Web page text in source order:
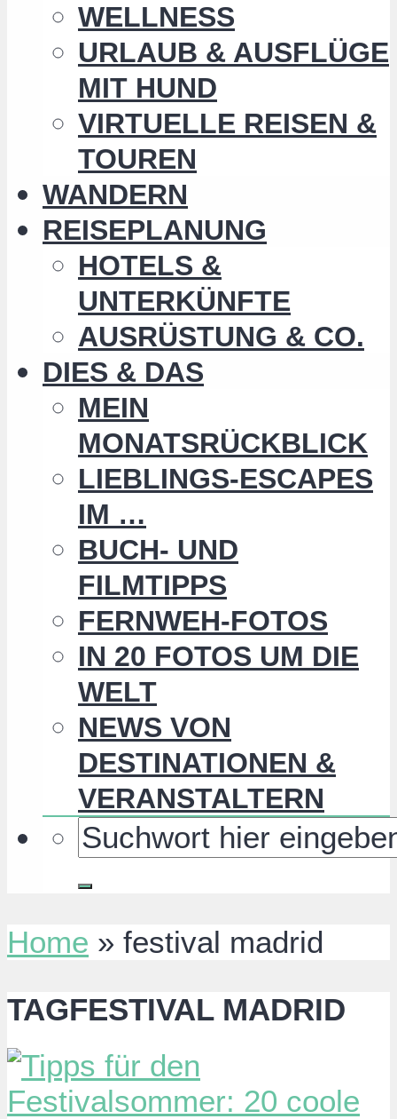
WELLNESS
URLAUB & AUSFLÜGE
MIT HUND
VIRTUELLE REISEN &
TOUREN
WANDERN
REISEPLANUNG
HOTELS &
UNTERKÜNFTE
AUSRÜSTUNG & CO.
DIES & DAS
MEIN
MONATSRÜCKBLICK
LIEBLINGS-ESCAPES
IM …
BUCH- UND
FILMTIPPS
FERNWEH-FOTOS
IN 20 FOTOS UM DIE
WELT
NEWS VON
DESTINATIONEN &
VERANSTALTERN
Home » festival madrid
TAGFESTIVAL MADRID